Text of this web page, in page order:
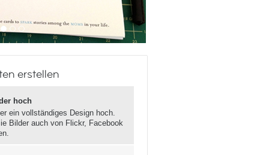
erstellen
hoch
ein vollständiges Design hoch.
Bilder auch von Flickr, Facebook